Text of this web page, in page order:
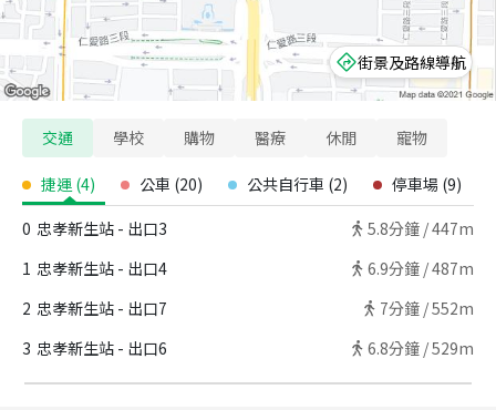
街景及路線導航
交通 學校 購物 醫療 休閒 寵物
捷運 (4) 公車 (20) 公共自行車 (2) 停車場 (9)
0 忠孝新生站 - 出口3 5.8分鐘 /447m
1 忠孝新生站 - 出口4 6.9分鐘 /487m
2 忠孝新生站 - 出口7 7分鐘 /552m
3 忠孝新生站 - 出口6 6.8分鐘 /529m